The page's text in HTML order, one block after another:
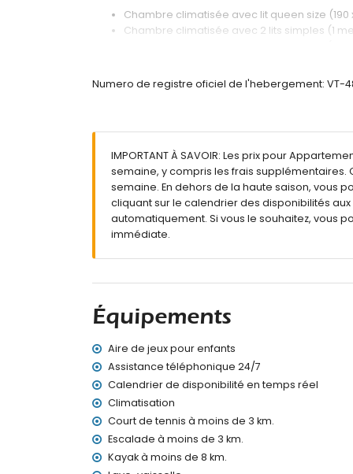
Chambre climatisée avec lit queen size (190
Chambre climatisée avec 2 lits simples (1
Salle de bains en suite avec lavabo simple,
Jardin commun avec pelouse
Aire de jeux
2 terrasses couvertes
Douche extérieure
Espace de stationnement couvert commun
Rivière ou rive la plus proche :
Port le plus proche : Aduanas del Mar (à
Aéroport le plus proche : Alicante (à moins
Deuxième aéroport le plus proche : Valence
Veuillez consulter pour savoir si les animaux
Le logement est très adapté aux familles
Équipements et services inclus dans le prix
Internet (WiFi)
Fer et planche à repasser
Numero de registre oficiel de l'hebergement: VT-
IMPORTANT À SAVOIR: Les prix pour
semaine, y compris les frais supplémentaires.
semaine. En dehors de la haute saison, vous
cliquant sur le calendrier des disponibilités
automatiquement. Si vous le souhaitez, vous
immédiate.
Équipements
Aire de jeux pour enfants
Assistance téléphonique 24/7
Calendrier de disponibilité en temps réel
Climatisation
Court de tennis à moins de 3 km.
Escalade à moins de 3 km.
Kayak à moins de 8 km.